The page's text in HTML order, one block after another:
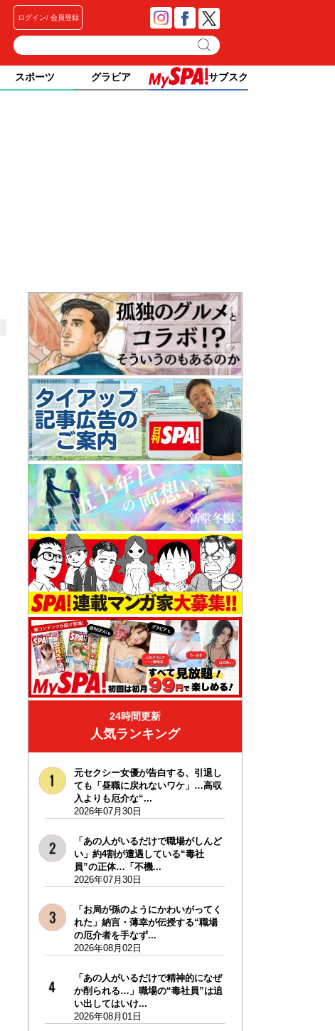
ログイン 会員登録
スポーツ グラビア サブスク
24時間更新
人気ランキング
元セクシー女優が告白する、引退し
ても「昼職に戻れないワケ」…高収
入よりも厄介な“...
2026年07月30日
「あの人がいるだけで職場がしんど
い」約4割が遭遇している“毒社
員”の正体…「不機...
2026年07月30日
「お局が孫のようにかわいがってく
れた」納言・薄幸が伝授する“職場
の厄介者を手なず...
2026年08月02日
「あの人がいるだけで精神的になぜ
か削られる…」職場の“毒社員”は追
い出してはいけ...
2026年08月01日